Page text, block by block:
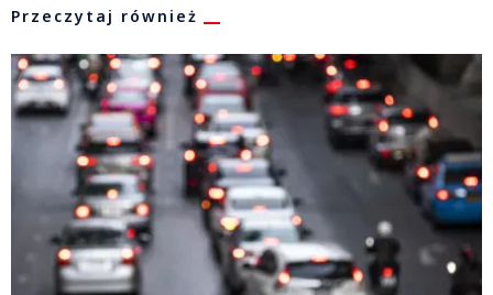
Przeczytaj również